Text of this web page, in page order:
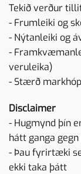
Tekið verður
- Frumleiki og
- Nýtanleiki og
-
veruleika)
- Stærð
Disclaimer
- Hugmynd þín
hátt ganga
- Þau fyrirtæki
ekki taka þátt